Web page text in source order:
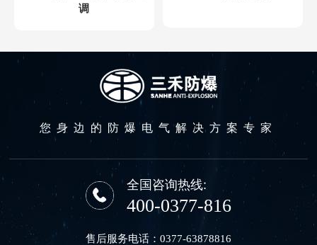
调
您身边的防爆电气解决方案专家
全国咨询热线:
400-0377-816
售后服务电话： 0377-63878816